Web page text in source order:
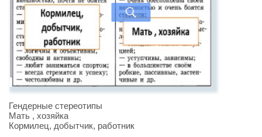
Гендерные стереотипы
Мать , хозяйка
Кормилец, добытчик, работник